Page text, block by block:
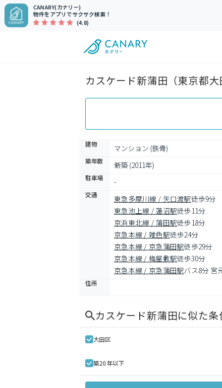
CANARY(カナリー)
物件をアプリでサクサク検索！
(4.8)
カスケード新蒲田（東京都
建物 マンション (鉄骨)
築年数 新築 (2011年)
駐車場 -
交通 東急多摩川線 / 矢口渡駅徒歩9分
東急池上線 / 蓮沼駅徒歩11分
京浜東北線 / 蒲田駅徒歩18分
京急本線 / 雑色駅徒歩24分
京急本線 / 京急蒲田駅徒歩29分
京急本線 / 梅屋敷駅徒歩30分
京急本線 / 京急蒲田駅バス8分 宮
住所
カスケード新蒲田に似た
大田区
築20年以下